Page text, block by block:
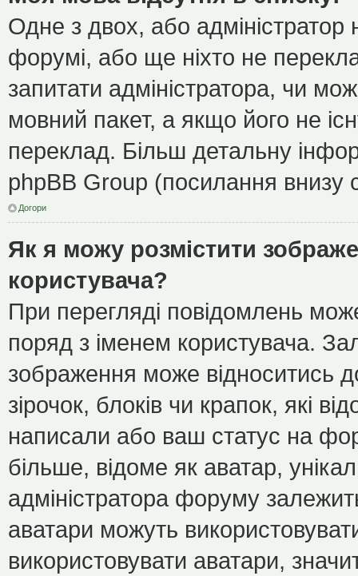
Одне з двох, або
форумі, або ще ніхто не
запитати адміністратора, чи
мовний пакет, а якщо його не
переклад. Більш детальну
phpBB Group (посилання внизу
Догори
Як я можу розмістити
користувача?
При перегляді повідомлень
поряд з іменем користувача.
зображення може відноситись
зірочок, блоків чи крапок, які
написали або ваш статус на
більше, відоме як аватар,
адміністратора форуму
аватари можуть
використовувати аватари,